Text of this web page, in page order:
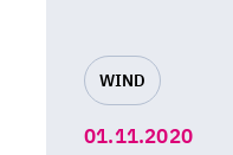
WIND
01.11.2020